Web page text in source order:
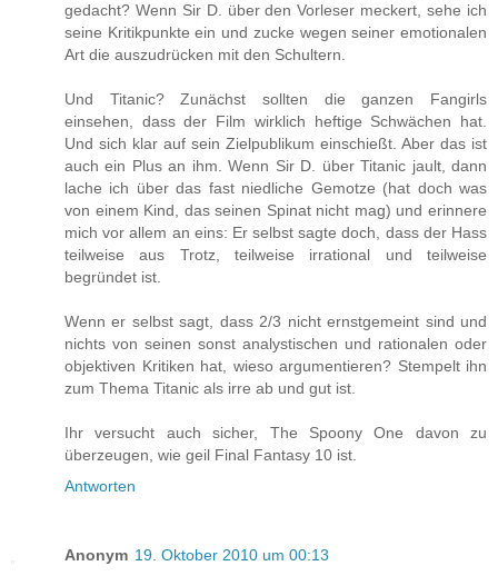
gedacht? Wenn Sir D. über den Vorleser meckert, sehe ich
seine Kritikpunkte ein und zucke wegen seiner emotionalen
Art die auszudrücken mit den Schultern.
Und Titanic? Zunächst sollten die ganzen Fangirls
einsehen, dass der Film wirklich heftige Schwächen hat.
Und sich klar auf sein Zielpublikum einschießt. Aber das ist
auch ein Plus an ihm. Wenn Sir D. über Titanic jault, dann
lache ich über das fast niedliche Gemotze (hat doch was
von einem Kind, das seinen Spinat nicht mag) und erinnere
mich vor allem an eins: Er selbst sagte doch, dass der Hass
teilweise aus Trotz, teilweise irrational und teilweise
begründet ist.
Wenn er selbst sagt, dass 2/3 nicht ernstgemeint sind und
nichts von seinen sonst analystischen und rationalen oder
objektiven Kritiken hat, wieso argumentieren? Stempelt ihn
zum Thema Titanic als irre ab und gut ist.
Ihr versucht auch sicher, The Spoony One davon zu
überzeugen, wie geil Final Fantasy 10 ist.
Antworten
Anonym 19. Oktober 2010 um 00:13